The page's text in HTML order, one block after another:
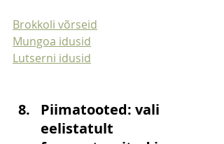
Brokkoli võrseid
Mungoa idusid
Lutserni idusid
Piimatooted: vali
eelistatult